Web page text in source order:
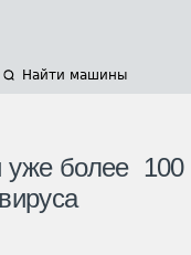
Найти машины
уже более 100